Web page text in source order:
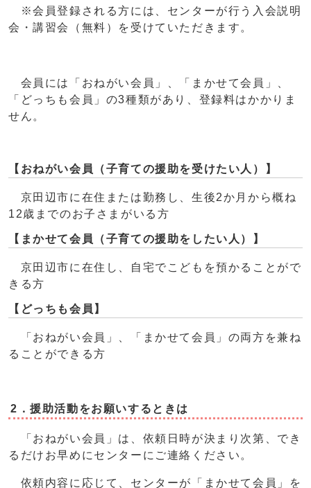
※会員登録される方には、センターが行う入会説明
会・講習会（無料）を受けていただきます。
会員には「おねがい会員」、「まかせて会員」、
「どっちも会員」の3種類があり、登録料はかかりま
せん。
【おねがい会員（子育ての援助を受けたい人）】
京田辺市に在住または勤務し、生後2か月から概ね
12歳までのお子さまがいる方
【まかせて会員（子育ての援助をしたい人）】
京田辺市に在住し、自宅でこどもを預かることがで
きる方
【どっちも会員】
「おねがい会員」、「まかせて会員」の両方を兼ね
ることができる方
2．援助活動をお願いするときは
「おねがい会員」は、依頼日時が決まり次第、でき
るだけお早めにセンターにご連絡ください。
依頼内容に応じて、センターが「まかせて会員」を